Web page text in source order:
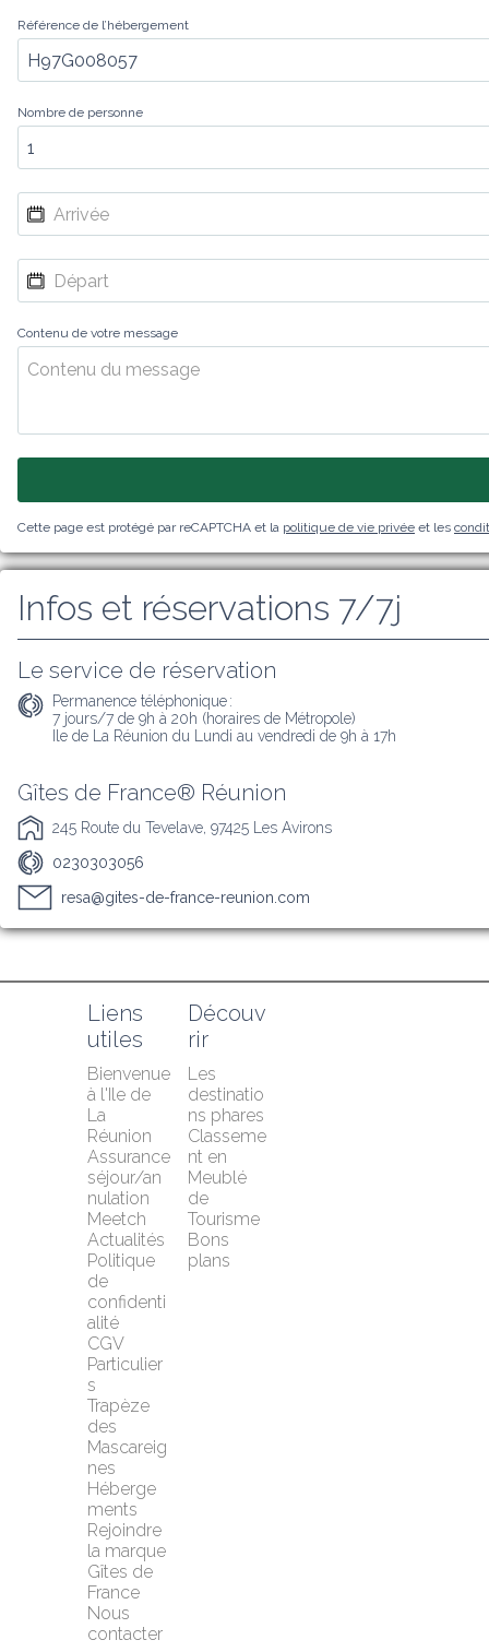
Référence de l’hébergement
Nombre de personne
Contenu de votre message
Cette page est protégé par reCAPTCHA et la politique de vie privée et les
Infos et réservations 7/7j
Le service de réservation
Permanence téléphonique :
7 jours/7 de 9h à 20h (horaires de Métropole)
Ile de La Réunion du Lundi au vendredi de 9h à 17h
Gîtes de France® Réunion
245 Route du Tevelave, 97425 Les Avirons
0230303056
resa@gites-de-france-reunion.com
Liens
utiles
Bienvenue
à l'Ile de
La
Réunion
Assurance
séjour/an
nulation
Meetch
Actualités
Politique
de
confidenti
alité
CGV
Particulier
s
Trapèze
des
Mascareig
nes
Héberge
ments
Rejoindre
la marque
Gîtes de
France
Nous
contacter
Découv
rir
Les
destinatio
ns phares
Classeme
nt en
Meublé
de
Tourisme
Bons
plans